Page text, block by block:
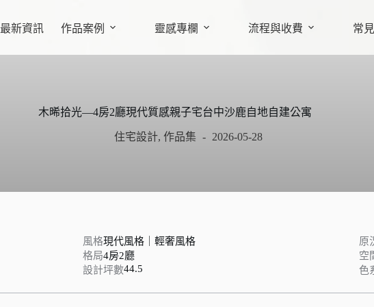
最新資訊 作品案例 靈感專欄 流程與收費 常
木晞拾光—4房2廳現代質感親子宅台中沙鹿自地自建公寓
住宅設計,作品集 2026-05-28
風格現代風格｜輕奢風格
格局4房2廳
設計坪數44.5
原
空
色